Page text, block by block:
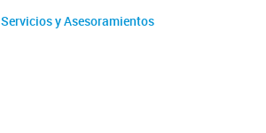
Servicios y Asesoramientos